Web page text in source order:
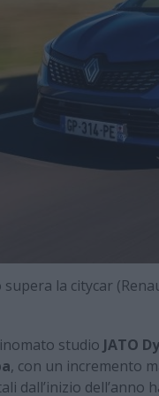
supera la citycar
studio JATO
, con un incremento
dall’inizio